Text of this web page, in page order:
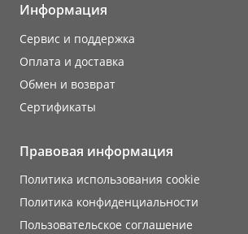
Информация
Сервис и поддержка
Оплата и доставка
Обмен и возврат
Сертификаты
Правовая информация
Политика использования cookie
Политика конфиденциальности
Пользовательское соглашение